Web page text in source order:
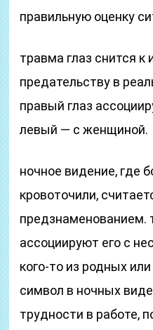
правильную оценку
травма глаз снится к
предательству в
правый глаз
левый — с женщиной.
ночное видение, где
кровоточили,
предзнаменованием.
ассоциируют его с
кого-то из родных
символ в ночных
трудности в работе,